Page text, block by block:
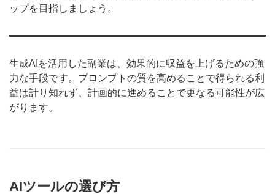
ップを目指しましょう。
生成AIを活用した副業は、効果的に収益を上げるための強
力な手段です。プロンプトの質を高めることで得られる利
益は計り知れず、計画的に進めることで更なる可能性が広
がります。
AIツールの選び方